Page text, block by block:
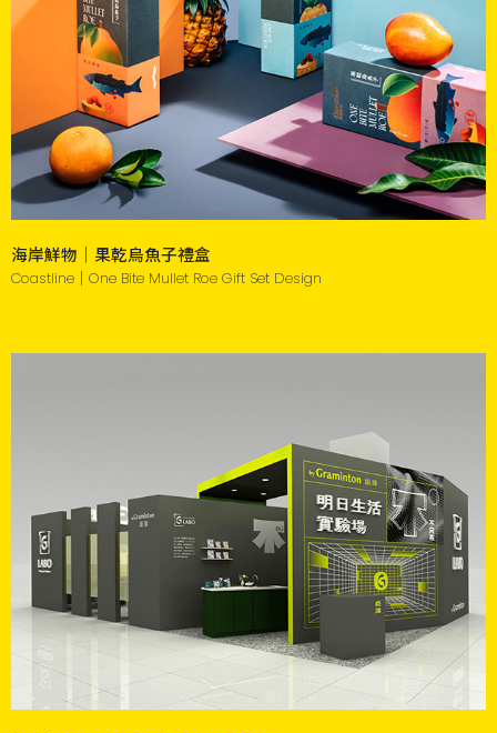
海岸鮮物｜果乾烏魚子禮盒
Coastline｜One Bite Mullet Roe Gift Set Design